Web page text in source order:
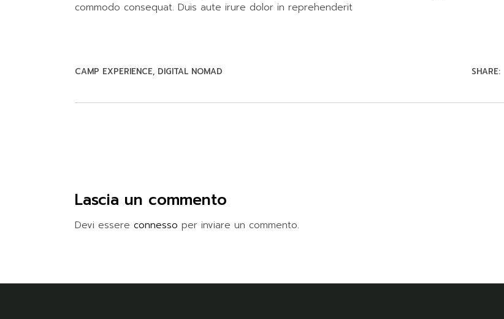
commodo consequat. Duis aute irure dolor in reprehenderit
CAMP EXPERIENCE DIGITAL NOMAD SHARE:
Lascia un commento
Devi essere connesso per inviare un commento.